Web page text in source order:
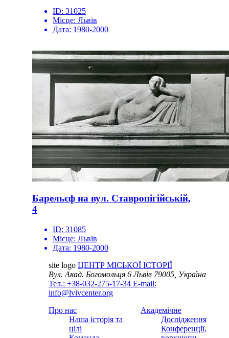
ID: 31025
Місце: Львів
Дата: 1980-2000
Барельєф на вул. Ставропігійській,
4
ID: 31085
Місце: Львів
Дата: 1980-2000
site logo ЦЕНТР МІСЬКОЇ ІСТОРІЇ
Вул. Акад. Богомольця 6Львів 79005, Україна
Тел.: +38-032-275-17-34 E-mail:
info@lvivcenter.org
Про нас
Наша історія та
цілі
Академічне
Дослідження
Конференції,